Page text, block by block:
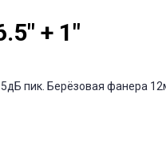
+ 1"
пик. Берёзовая фанера